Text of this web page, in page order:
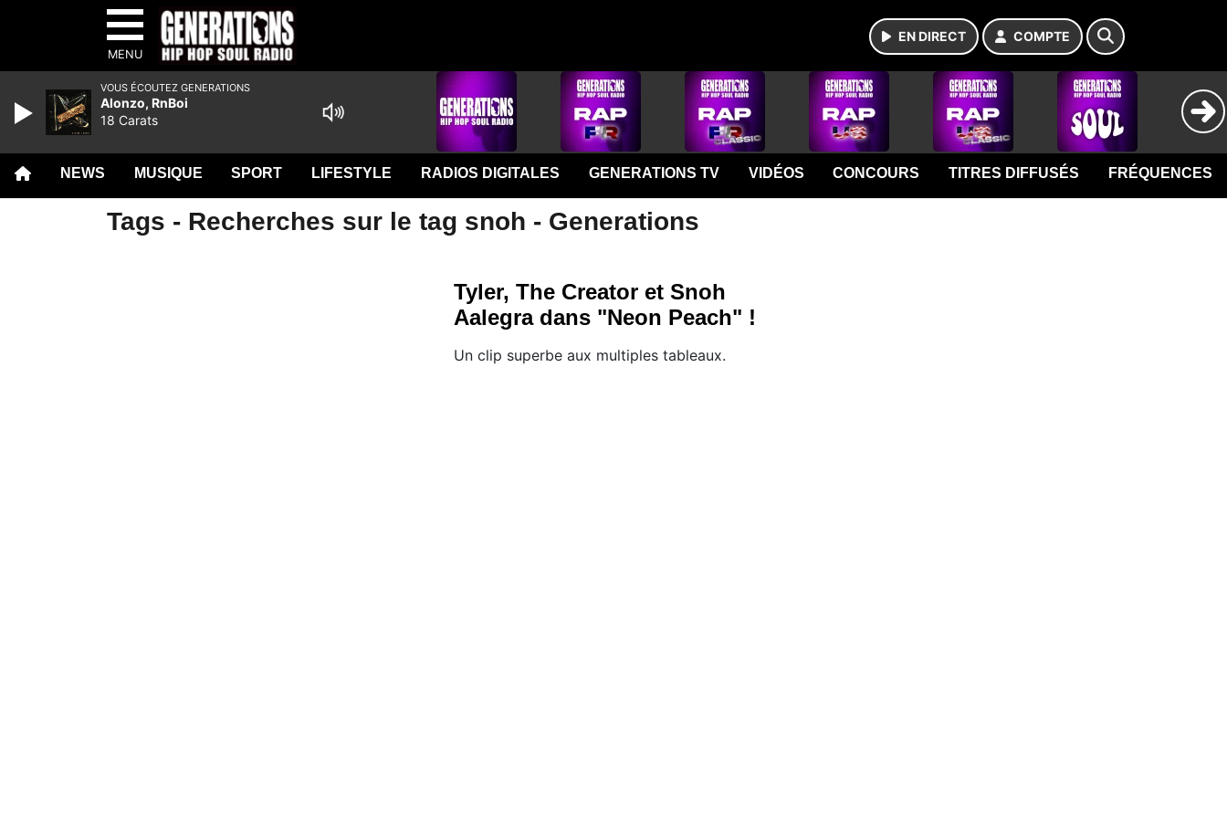
MENU
EN DIRECT COMPTE
NEWS MUSIQUE SPORT LIFESTYLE RADIOS DIGITALES GENERATIONS TV VIDÉOS CONCOURS TITRES DIFFUSÉS FRÉQUENCES
Tags - Recherches sur le tag snoh - Generations
Tyler, The Creator et Snoh
Aalegra dans "Neon Peach" !
Un clip superbe aux multiples tableaux.
VOUS ÉCOUTEZ GENERATIONS
Alonzo, RnBoi
18 Carats